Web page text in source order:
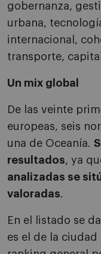
gobernanza,
urbana,
internacional,
transporte,
Un mix global
De las veinte
europeas, seis
una de Oceanía.
resultados, ya
analizadas se
valoradas.
En el listado se
es el de la ciudad